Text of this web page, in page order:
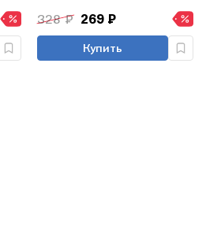
328 ₽ 269 ₽
Купить